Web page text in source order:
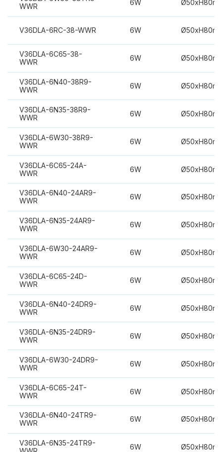
WWR
6W
V36DLA-6RC-38-WWR 6W
V36DLA-6C65-38-
WWR
6W
V36DLA-6N40-38R9-
WWR
6W
V36DLA-6N35-38R9-
WWR
6W
V36DLA-6W30-38R9-
WWR
6W
V36DLA-6C65-24A-
WWR
6W
V36DLA-6N40-24AR9-
WWR
6W
V36DLA-6N35-24AR9-
WWR
6W
V36DLA-6W30-24AR9-
WWR
6W
V36DLA-6C65-24D-
WWR
6W
V36DLA-6N40-24DR9-
WWR
6W
V36DLA-6N35-24DR9-
WWR
6W
V36DLA-6W30-24DR9-
WWR
6W
V36DLA-6C65-24T-
WWR
6W
V36DLA-6N40-24TR9-
WWR
6W
V36DLA-6N35-24TR9-
6W